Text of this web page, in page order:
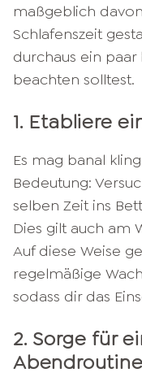
maßgeblich
Schlafenszeit
durchaus ein
beachten solltest.
1. Etabliere
Es mag banal
Bedeutung:
selben Zeit ins
Dies gilt auch am
Auf diese Weise
regelmäßige
sodass dir das
2. Sorge für
Abendroutine